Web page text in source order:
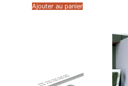
Ajouter au panier